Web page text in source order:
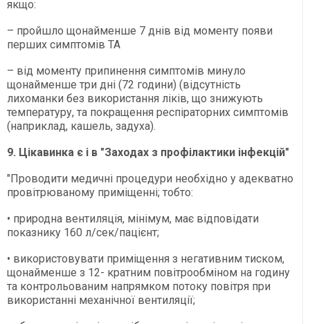
якщо:
– пройшло щонайменше 7 днів від моменту появи
перших симптомів ТА
– від моменту припинення симптомів минуло
щонайменше три дні (72 години) (відсутність
лихоманки без використання ліків, що знижують
температуру, та покращення респіраторних симптомів
(наприклад, кашель, задуха).
9. Цікавинка є і в "Заходах з профілактики інфекцій"
"Проводити медичні процедури необхідно у адекватно
провітрюваному приміщенні; тобто:
• природна вентиляція, мінімум, має відповідати
показнику 160 л/сек/пацієнт;
• використовувати приміщення з негативним тиском,
щонайменше з 12- кратним повітрообміном на годину
та контрольованим напрямком потоку повітря при
використанні механічної вентиляції;